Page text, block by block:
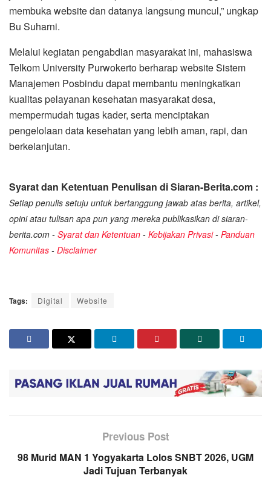
membuka website dan datanya langsung muncul,” ungkap
Bu Suharni.
Melalui kegiatan pengabdian masyarakat ini, mahasiswa
Telkom University Purwokerto berharap website Sistem
Manajemen Posbindu dapat membantu meningkatkan
kualitas pelayanan kesehatan masyarakat desa,
mempermudah tugas kader, serta menciptakan
pengelolaan data kesehatan yang lebih aman, rapi, dan
berkelanjutan.
Syarat dan Ketentuan Penulisan di Siaran-Berita.com :
Setiap penulis setuju untuk bertanggung jawab atas berita, artikel,
opini atau tulisan apa pun yang mereka publikasikan di siaran-
berita.com - Syarat dan Ketentuan - Kebijakan Privasi- Panduan
Komunitas - Disclaimer
Tags: Digital Website
Previous Post
98 Murid MAN 1 Yogyakarta Lolos SNBT 2026, UGM
Jadi Tujuan Terbanyak